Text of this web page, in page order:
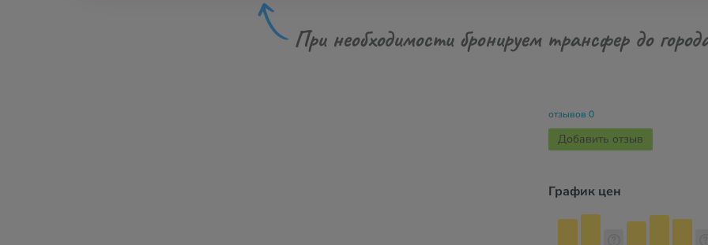
При необходимости бронируем трансфер до
отзывов 0
Добавить отзыв
График цен